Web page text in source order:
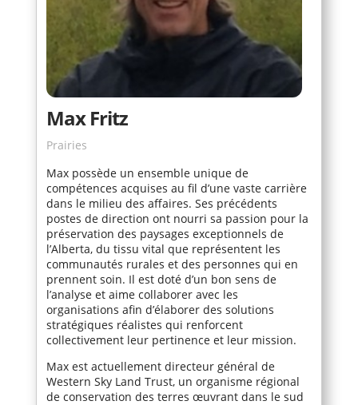
Max Fritz
Prairies
Max possède un ensemble unique de
compétences acquises au fil d’une vaste carrière
dans le milieu des affaires. Ses précédents
postes de direction ont nourri sa passion pour la
préservation des paysages exceptionnels de
l’Alberta, du tissu vital que représentent les
communautés rurales et des personnes qui en
prennent soin. Il est doté d’un bon sens de
l’analyse et aime collaborer avec les
organisations afin d’élaborer des solutions
stratégiques réalistes qui renforcent
collectivement leur pertinence et leur mission.
Max est actuellement directeur général de
Western Sky Land Trust, un organisme régional
de conservation des terres œuvrant dans le sud